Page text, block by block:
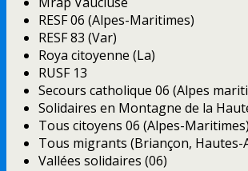
RESF 06 (Alpes-Maritimes)
RESF 83 (Var)
Roya citoyenne (La)
RUSF 13
Secours catholique 06 (Alpes
Solidaires en Montagne de la
Tous citoyens 06 (Alpes-Maritimes)
Tous migrants (Briançon, Hautes-
Vallées solidaires (06)